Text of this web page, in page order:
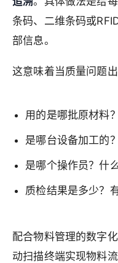
条码、二维条码或
部信息。
这意味着当质量问题
用的是哪批原材料？
是哪台设备加工的
是哪个操作员？什
质检结果是多少？
配合物料管理的数字
动扫描终端实现物料